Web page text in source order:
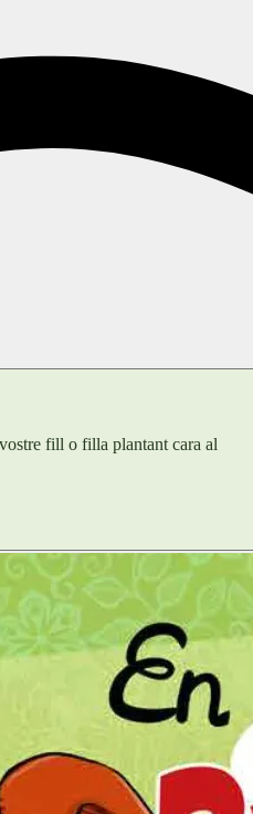
fill o filla plantant cara al